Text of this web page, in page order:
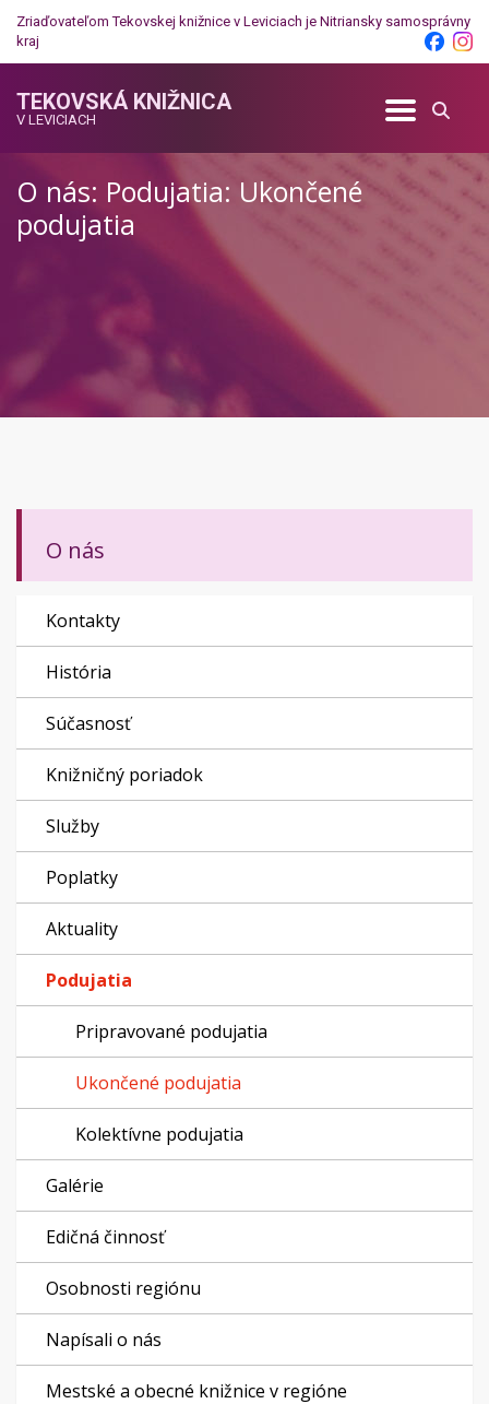
Zriaďovateľom Tekovskej knižnice v Leviciach je Nitriansky samosprávny
kraj
TEKOVSKÁ KNIŽNICA
V LEVICIACH
O nás: Podujatia: Ukončené
podujatia
O nás
Kontakty
História
Súčasnosť
Knižničný poriadok
Služby
Poplatky
Aktuality
Podujatia
Pripravované podujatia
Ukončené podujatia
Kolektívne podujatia
Galérie
Edičná činnosť
Osobnosti regiónu
Napísali o nás
Mestské a obecné knižnice v regióne